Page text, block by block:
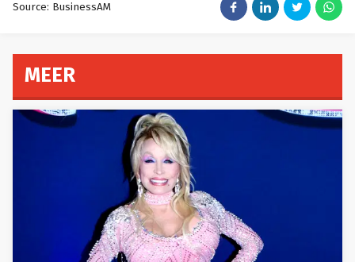
Source: BusinessAM
MEER